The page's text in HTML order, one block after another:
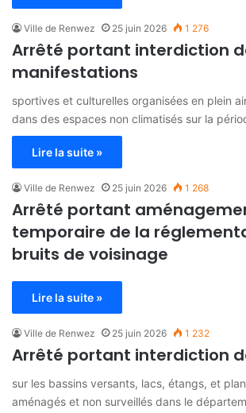
Ville de Renwez 25 juin 2026 1 276
Arrêté portant interdiction
manifestations
sportives et culturelles organisées en plein
dans des espaces non climatisés sur la
Lire la suite »
Ville de Renwez 25 juin 2026 1 268
Arrêté portant
temporaire de la
bruits de voisinage
Lire la suite »
Ville de Renwez 25 juin 2026 1 232
Arrêté portant interdiction
sur les bassins versants, lacs, étangs, et
aménagés et non surveillés dans le